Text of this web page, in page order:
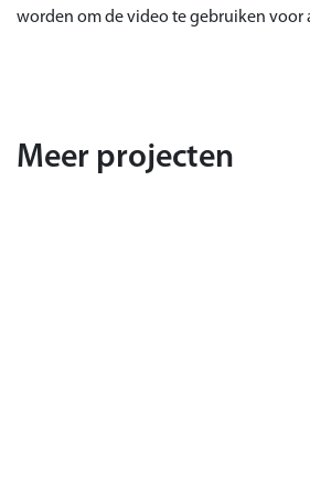
worden om de video te gebruiken voor
Meer projecten